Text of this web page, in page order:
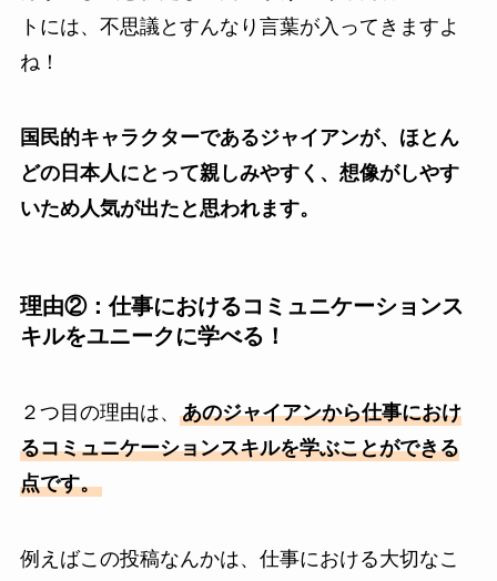
トには、不思議とすんなり言葉が入ってきますよ
ね！
国民的キャラクターであるジャイアンが、ほとん
どの日本人にとって親しみやすく、想像がしやす
いため人気が出たと思われます。
理由②：仕事におけるコミュニケーションス
キルをユニークに学べる！
２つ目の理由は、 あのジャイアンから仕事におけ
るコミュニケーションスキルを学ぶことができる
点です。
例えばこの投稿なんかは、仕事における大切なこ